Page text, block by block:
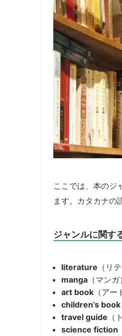
ここでは、本のジ
ます。カタカナの
ジャンルに関す
literature （リ
manga （マン
art book （ア
children’s book
travel guide （
science fiction